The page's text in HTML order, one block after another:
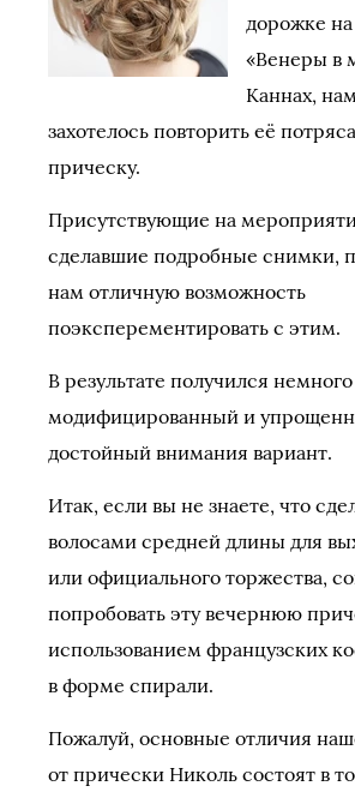
дорожке
«Венеры в
Каннах,
захотелось повторить её
прическу.
Присутствующие на
сделавшие подробные снимки,
нам отличную возможность
поэксперементировать с этим.
В результате получился немного
модифицированный и
достойный внимания вариант.
Итак, если вы не знаете, что
волосами средней длины для
или официального торжества,
попробовать эту вечернюю
использованием французских
в форме спирали.
Пожалуй, основные отличия
от прически Николь состоят в